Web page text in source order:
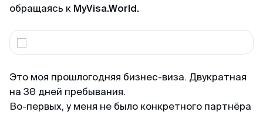
Вжух — и готово
Сделали визу в Японию, запросив у меня
минимум пакета документа, в отличие от
Кирилл
обращаясь к MyVisa.World.
Это моя прошлогодняя бизнес-виза. Двукратная
на 30 дней пребывания.
Во-первых, у меня не было конкретного партнёра